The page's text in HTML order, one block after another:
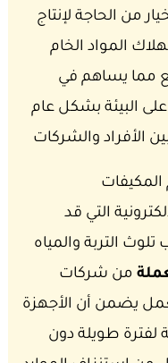
من الحاجة لإنتاج
المواد الخام
مما يساهم في
على البيئة بشكل عام
الأفراد والشركات
المكيفات
التي قد
التربة والمياه
من شركات
يضمن أن الأجهزة
لفترة طويلة دون